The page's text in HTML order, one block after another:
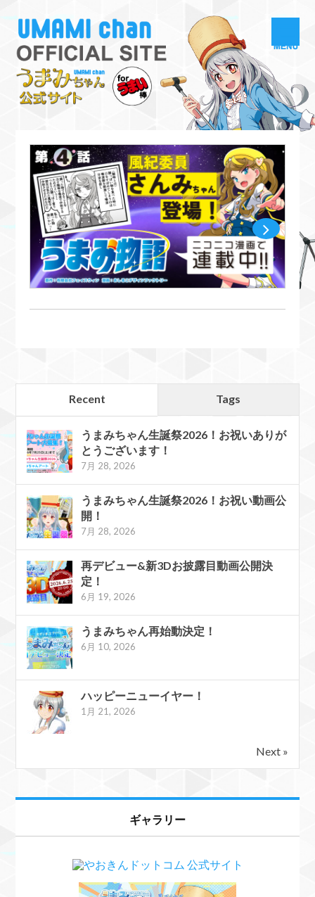
Recent Tags
うまみちゃん生誕祭2026！お祝いありが
とうございます！
7月 28, 2026
うまみちゃん生誕祭2026！お祝い動画公
開！
7月 28, 2026
再デビュー&新3Dお披露目動画公開決
定！
6月 19, 2026
うまみちゃん再始動決定！
6月 10, 2026
ハッピーニューイヤー！
1月 21, 2026
Next »
ギャラリー